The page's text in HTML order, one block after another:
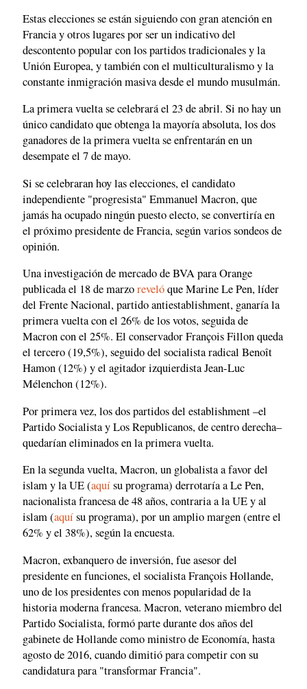
Estas elecciones se están siguiendo con gran atención en
Francia y otros lugares por ser un indicativo del
descontento popular con los partidos tradicionales y la
Unión Europea, y también con el multiculturalismo y la
constante inmigración masiva desde el mundo musulmán.
La primera vuelta se celebrará el 23 de abril. Si no hay un
único candidato que obtenga la mayoría absoluta, los dos
ganadores de la primera vuelta se enfrentarán en un
desempate el 7 de mayo.
Si se celebraran hoy las elecciones, el candidato
independiente "progresista" Emmanuel Macron, que
jamás ha ocupado ningún puesto electo, se convertiría en
el próximo presidente de Francia, según varios sondeos de
opinión.
Una investigación de mercado de BVA para Orange
publicada el 18 de marzorevelóque Marine Le Pen, líder
del Frente Nacional, partido antiestablishment, ganaría la
primera vuelta con el 26% de los votos, seguida de
Macron con el 25%. El conservador François Fillon queda
el tercero (19,5%), seguido del socialista radical Benoît
Hamon (12%) y el agitador izquierdista Jean-Luc
Mélenchon (12%).
Por primera vez, los dos partidos del establishment –el
Partido Socialista y Los Republicanos, de centro derecha–
quedarían eliminados en la primera vuelta.
En la segunda vuelta, Macron, un globalista a favor del
islam y la UE (aquísu programa) derrotaría a Le Pen,
nacionalista francesa de 48 años, contraria a la UE y al
islam (aquísu programa), por un amplio margen (entre el
62% y el 38%), según la encuesta.
Macron, exbanquero de inversión, fue asesor del
presidente en funciones, el socialista François Hollande,
uno de los presidentes con menos popularidad de la
historia moderna francesa. Macron, veterano miembro del
Partido Socialista, formó parte durante dos años del
gabinete de Hollande como ministro de Economía, hasta
agosto de 2016, cuando dimitió para competir con su
candidatura para "transformar Francia".